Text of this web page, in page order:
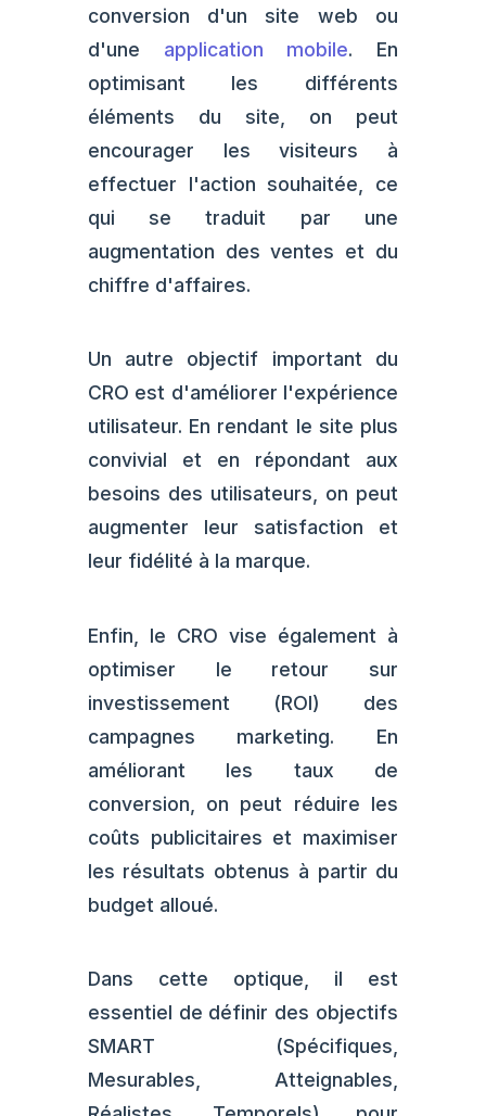
conversion d'un site web ou
d'une application mobile. En
optimisant les différents
éléments du site, on peut
encourager les visiteurs à
effectuer l'action souhaitée, ce
qui se traduit par une
augmentation des ventes et du
chiffre d'affaires.
Un autre objectif important du
CRO est d'améliorer l'expérience
utilisateur. En rendant le site plus
convivial et en répondant aux
besoins des utilisateurs, on peut
augmenter leur satisfaction et
leur fidélité à la marque.
Enfin, le CRO vise également à
optimiser le retour sur
investissement (ROI) des
campagnes marketing. En
améliorant les taux de
conversion, on peut réduire les
coûts publicitaires et maximiser
les résultats obtenus à partir du
budget alloué.
Dans cette optique, il est
essentiel de définir des objectifs
SMART (Spécifiques,
Mesurables, Atteignables,